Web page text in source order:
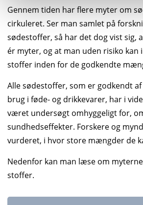
Gennem tiden har flere myter om
cirkuleret. Ser man samlet på
sødestoffer, så har det dog vist sig,
ér myter, og at man uden risiko
stoffer inden for de godkendte
Alle søde­stoffer, som er godkendt
brug i føde- og drikke­varer, har i
været undersøgt omhyggeligt for,
sundheds­effekter. Forskere og
vurderet, i hvor store mængder de
Nedenfor kan man læse om
stoffer.